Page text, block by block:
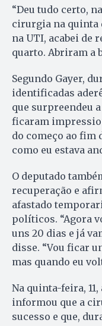
“Deu tudo certo,
cirurgia na quinta
na UTI, acabei de
quarto. Abriram a
Segundo Gayer,
identificadas
que surpreendeu
ficaram
do começo ao fim
como eu estava
O deputado
recuperação e
afastado
políticos. “Agora
uns 20 dias e já
disse. “Vou ficar
mas quando eu
Na quinta-feira,
informou que a
sucesso e que,